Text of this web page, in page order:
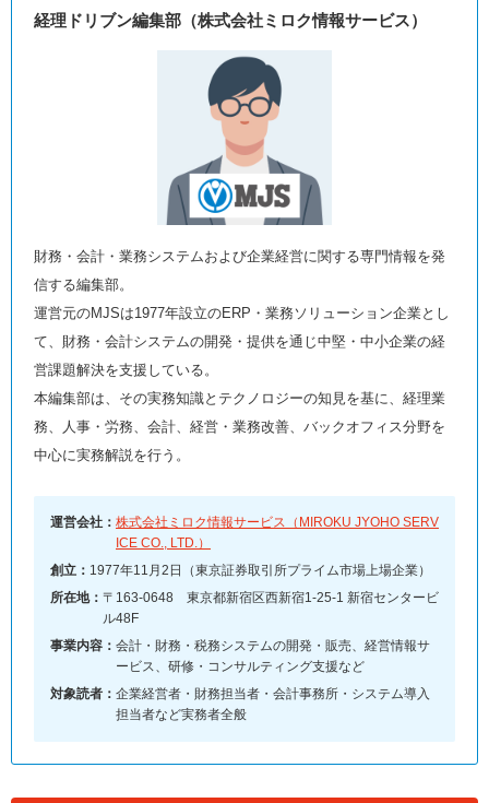
経理ドリブン編集部（株式会社ミロク情報サービス）
財務・会計・業務システムおよび企業経営に関する専門情報を発
信する編集部。
運営元のMJSは1977年設立のERP・業務ソリューション企業とし
て、財務・会計システムの開発・提供を通じ中堅・中小企業の経
営課題解決を支援している。
本編集部は、その実務知識とテクノロジーの知見を基に、経理業
務、人事・労務、会計、経営・業務改善、バックオフィス分野を
中心に実務解説を行う。
運営会社： 株式会社ミロク情報サービス（MIROKU JYOHO SERV
ICE CO., LTD.）
創立： 1977年11月2日（東京証券取引所プライム市場上場企業）
所在地： 〒163-0648 東京都新宿区西新宿1-25-1 新宿センタービ
ル48F
事業内容： 会計・財務・税務システムの開発・販売、経営情報サ
ービス、研修・コンサルティング支援など
対象読者： 企業経営者・財務担当者・会計事務所・システム導入
担当者など実務者全般